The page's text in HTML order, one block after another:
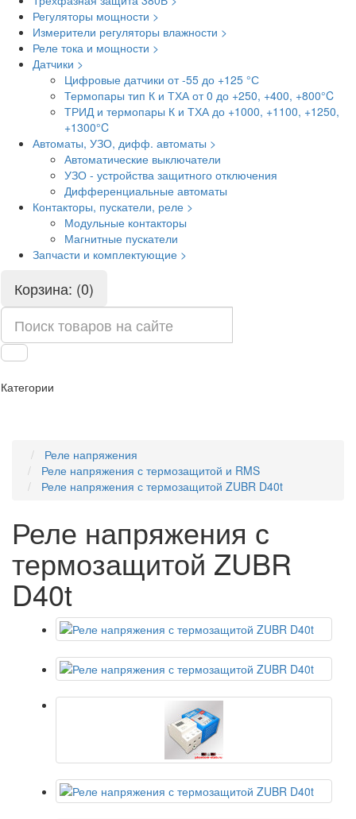
Регуляторы мощности >
Измерители регуляторы влажности >
Реле тока и мощности >
Датчики >
Цифровые датчики от -55 до +125 °С
Термопары тип К и ТХА от 0 до +250, +400, +800°C
ТРИД и термопары К и ТХА до +1000, +1100, +1250,
+1300°C
Автоматы, УЗО, дифф. автоматы >
Автоматические выключатели
УЗО - устройства защитного отключения
Дифференциальные автоматы
Контакторы, пускатели, реле >
Модульные контакторы
Магнитные пускатели
Запчасти и комплектующие >
Корзина: (0)
Категории
Реле напряжения
Реле напряжения с термозащитой и RMS
Реле напряжения с термозащитой ZUBR D40t
Реле напряжения с
термозащитой ZUBR
D40t